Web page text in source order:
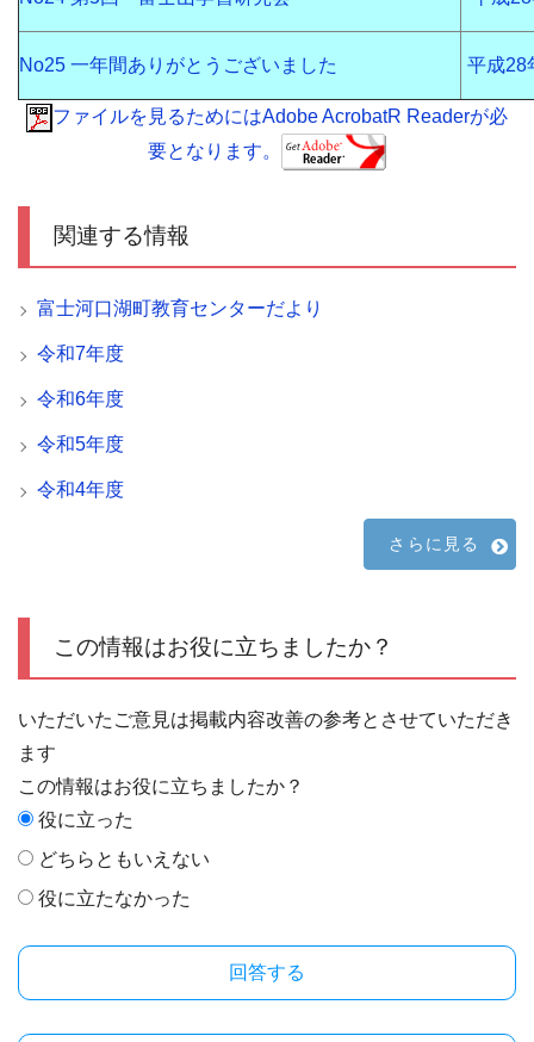
No25 一年間ありがとうございました 平成28
ファイルを見るためにはAdobe AcrobatR Readerが必
要となります。
関連する情報
富士河口湖町教育センターだより
令和7年度
令和6年度
令和5年度
令和4年度
さらに見る
この情報はお役に立ちましたか？
いただいたご意見は掲載内容改善の参考とさせていただき
ます
この情報はお役に立ちましたか？
役に立った
どちらともいえない
役に立たなかった